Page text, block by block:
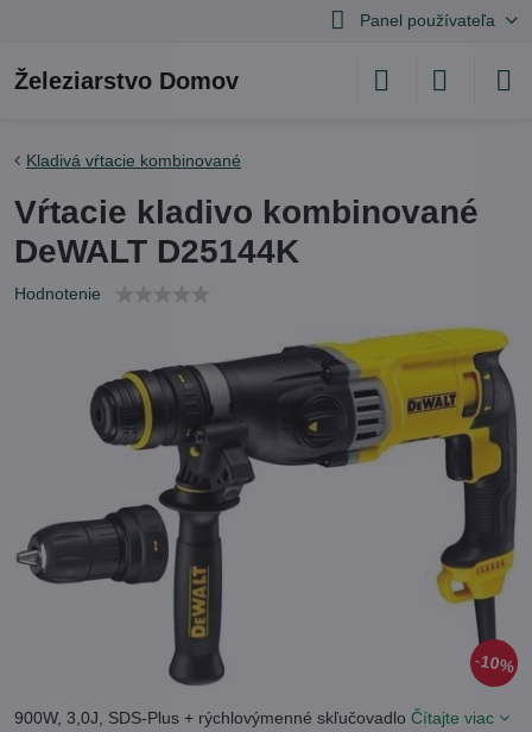
Panel používateľa
Železiarstvo Domov
10%
Kladivá vŕtacie kombinované
Vŕtacie kladivo kombinované
DeWALT D25144K
Hodnotenie
900W, 3,0J, SDS-Plus + rýchlovýmenné skľučovadlo Čítajte viac